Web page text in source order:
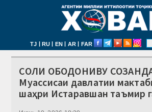
TJ | RU | EN | AR | FAR
СОЛИ ОБОДОНИВУ
Муассисаи давлатии
шаҳри Истаравшан таъмир